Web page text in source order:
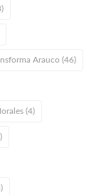
Arauco (46)
(4)